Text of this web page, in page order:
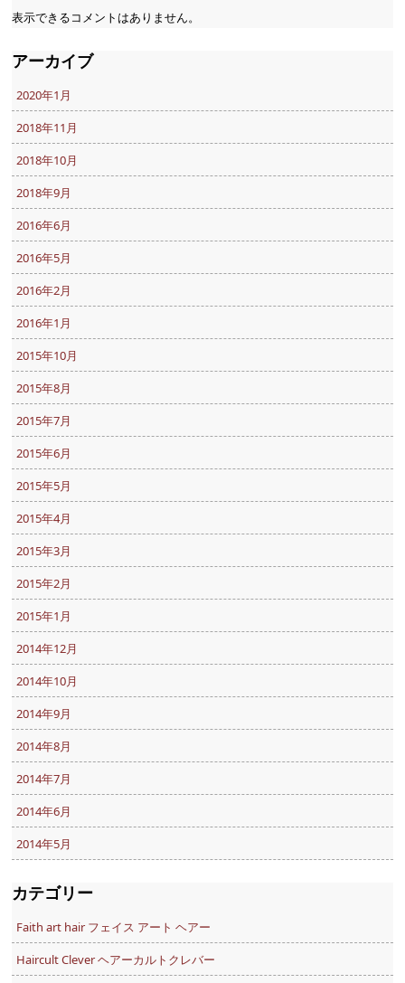
表示できるコメントはありません。
アーカイブ
2020年1月
2018年11月
2018年10月
2018年9月
2016年6月
2016年5月
2016年2月
2016年1月
2015年10月
2015年8月
2015年7月
2015年6月
2015年5月
2015年4月
2015年3月
2015年2月
2015年1月
2014年12月
2014年10月
2014年9月
2014年8月
2014年7月
2014年6月
2014年5月
カテゴリー
Faith art hair フェイス アート ヘアー
Haircult Clever ヘアーカルトクレバー